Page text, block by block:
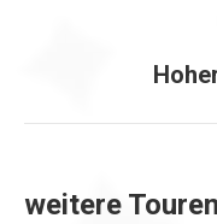
weitere Touren